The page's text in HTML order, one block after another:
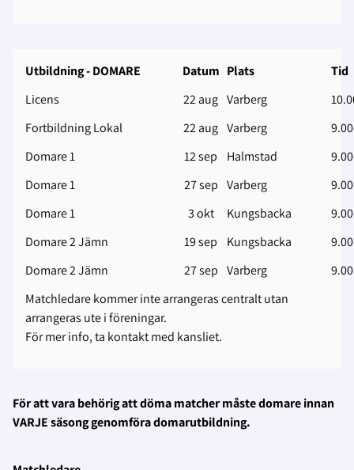
Utbildning ‐ DOMARE Datum Plats
Tid
Licens
22 aug Varberg
Fortbildning Lokal
22 aug Varberg
Domare 1
12 sep Halmstad
Domare 1
27 sep Varberg
Domare 1
3 okt Kungsbacka
Domare 2 Jämn
19 sep Kungsbacka
Domare 2 Jämn
27 sep Varberg
Matchledare kommer inte arrangeras centralt utan
arrangeras ute i föreningar.
För mer info, ta kontakt med kansliet.
För att vara behörig att döma matcher måste domare innan
VARJE säsong genomföra domarutbildning.